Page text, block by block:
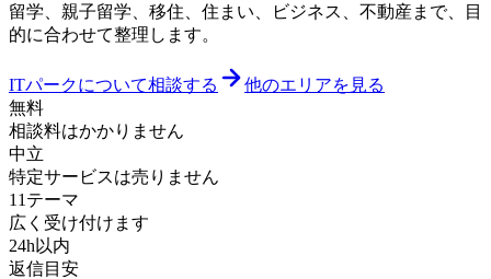
留学、親子留学、移住、住まい、ビジネス、不動産まで、目
的に合わせて整理します。
ITパークについて相談する
他のエリアを見る
無料
相談料はかかりません
中立
特定サービスは売りません
11テーマ
広く受け付けます
24h以内
返信目安